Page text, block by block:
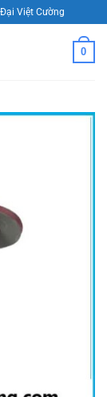
Việt Cường
0